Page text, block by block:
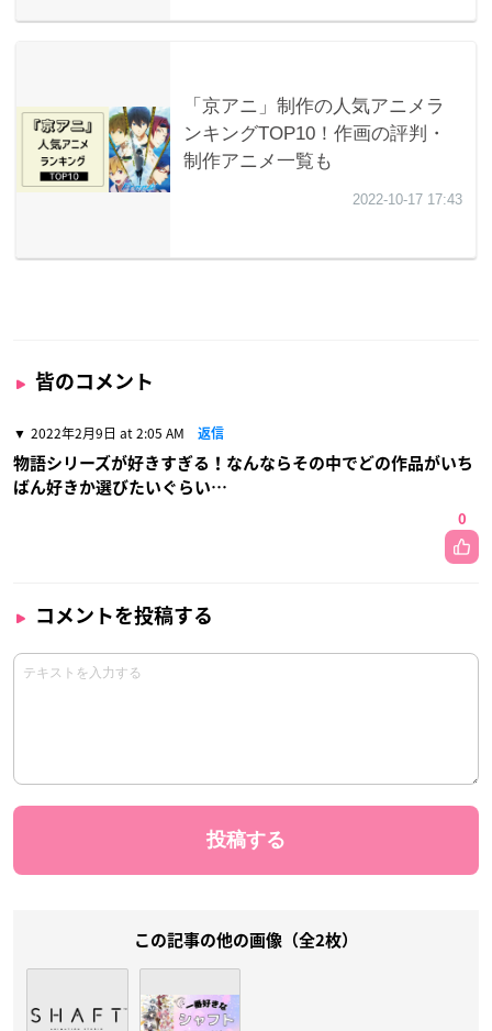
皆のコメント
2022年2月9日 at 2:05 AM 返信
物語シリーズが好きすぎる！なんならその中でどの作品がいち
ばん好きか選びたいぐらい…
0
コメントを投稿する
この記事の他の画像（全2枚）